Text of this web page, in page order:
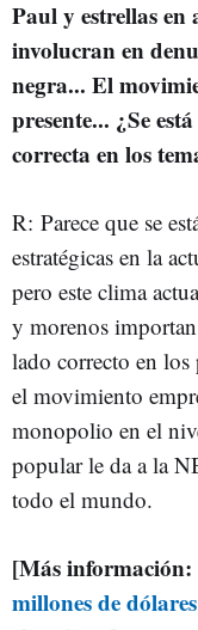
Paul y estrellas en
involucran en
negra... El
presente... ¿Se
correcta en los
R: Parece que se
estratégicas en la
pero este clima
y morenos
lado correcto en los
el movimiento
monopolio en el
popular le da a la
todo el mundo.
[Más información:
millones de